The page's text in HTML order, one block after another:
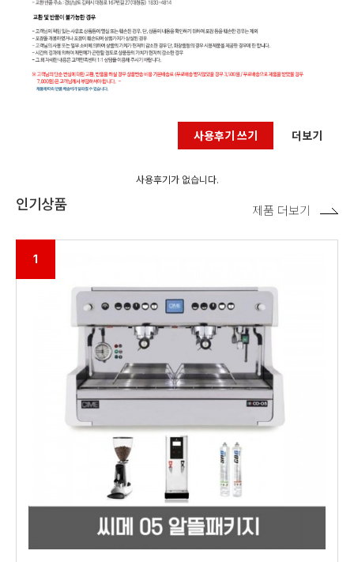
사용후기 쓰기 더보기
사용후기가 없습니다.
인기상품
1
제품 더보기